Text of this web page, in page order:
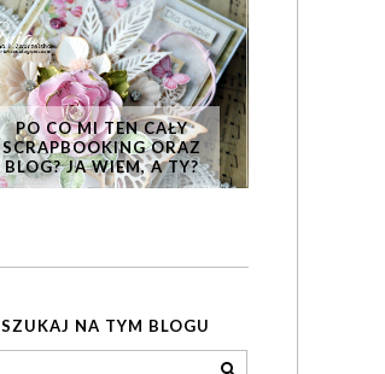
PO CO MI TEN CAŁY
SCRAPBOOKING ORAZ
BLOG? JA WIEM, A TY?
SZUKAJ NA TYM BLOGU